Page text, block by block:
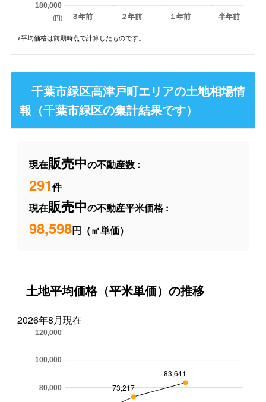
３年前 ２年前 １年前 半年前
180,000
(円)
※平均価格は前期時点で計算したものです。
千葉市緑区高津戸町エリアの土地相場情
報（千葉市緑区の集計結果です）
現在販売中の不動産数 :
291件
現在販売中の不動産平米価格 :
98,598円（㎡単価）
土地平均価格（平米単価）の推移
2026年8月現在
80,000
100,000
120,000
73,217
83,641